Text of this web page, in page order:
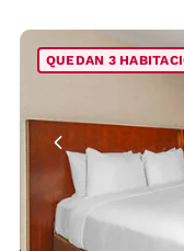
QUEDAN 3